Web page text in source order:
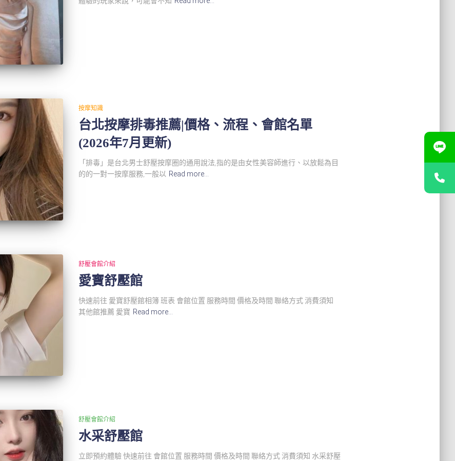
按摩知識
台北按摩排毒推薦|價格、流程、會館名單
(2026年7月更新)
「排毒」是台北男士舒壓按摩圈的通用說法,指的是由女性美容師進行、以放鬆為目
的的一對一按摩服務,一般以 Read more…
舒壓會館介紹
愛寶舒壓館
快速前往 愛寶舒壓館相簿 班表 會館位置 服務時間 價格及時間 聯絡方式 消費須知
其他館推薦 愛寶 Read more…
舒壓會館介紹
水采舒壓館
立即預約體驗 快速前往 會館位置 服務時間 價格及時間 聯絡方式 消費須知 水采舒壓